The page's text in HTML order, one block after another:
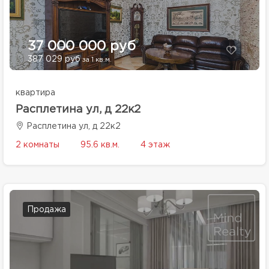
37 000 000 руб
387 029 рубза 1 кв.м.
квартира
Расплетина ул, д 22к2
Расплетина ул, д 22к2
2 комнаты 95.6 кв.м. 4 этаж
Продажа